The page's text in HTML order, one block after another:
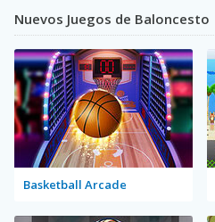
Nuevos Juegos de Baloncesto
Basketball Arcade